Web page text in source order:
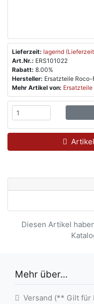
Lieferzeit: lagernd
Art.Nr.: ERS101022
Rabatt: 8.00%
Hersteller: Ersatzteile Roco-
Mehr Artikel von:
Diesen Artikel
Mehr über...
Versand (** Gilt für